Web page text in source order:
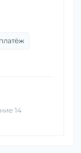
14